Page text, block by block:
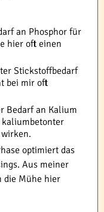
an Phosphor für
hier oft einen
Stickstoffbedarf
bei mir oft
Bedarf an Kalium
kaliumbetonter
optimiert das
Aus meiner
die Mühe hier